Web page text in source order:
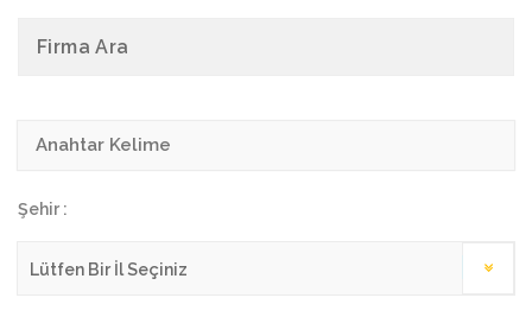
Firma Ara
Şehir :